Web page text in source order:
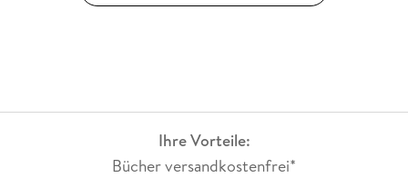
Ihre Vorteile:
Bücher versandkostenfrei*